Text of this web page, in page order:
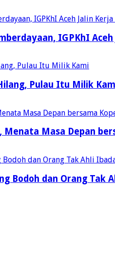
IGPKhI
Pulau Itu Milik
Menata Masa Depan
Bodoh dan Orang Tak